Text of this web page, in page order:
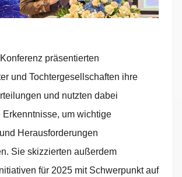
präsentierten
und Tochtergesellschaften ihre
und nutzten dabei
Erkenntnisse, um wichtige
Herausforderungen
Sie skizzierten außerdem
für 2025 mit Schwerpunkt auf